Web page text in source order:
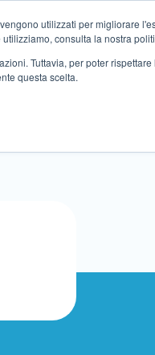
utilizzati per migliorare
consulta la nostra
Tuttavia, per poter
questa scelta.